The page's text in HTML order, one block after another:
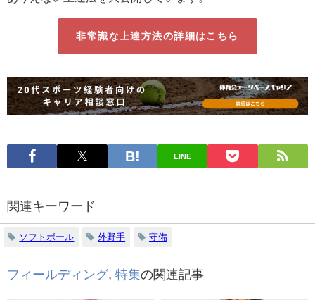
非常識な上達方法の詳細はこちら
LINE
関連キーワード
ソフトボール 外野手 守備
フィールディング, 特集の関連記事